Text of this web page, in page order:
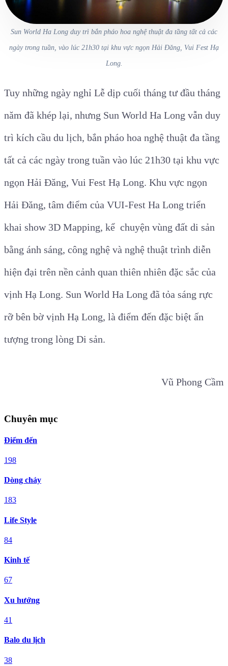
Sun World Ha Long duy trì bắn pháo hoa nghệ thuật đa tầng tất cả các
ngày trong tuần, vào lúc 21h30 tại khu vực ngọn Hải Đăng, Vui Fest Hạ
Long.
Tuy những ngày nghỉ Lễ dịp cuối tháng tư đầu tháng
năm đã khép lại, nhưng Sun World Ha Long vẫn duy
trì kích cầu du lịch, bắn pháo hoa nghệ thuật đa tầng
tất cả các ngày trong tuần vào lúc 21h30 tại khu vực
ngọn Hải Đăng, Vui Fest Hạ Long. Khu vực ngọn
Hải Đăng, tâm điểm của VUI-Fest Ha Long triển
khai show 3D Mapping, kể chuyện vùng đất di sản
bằng ánh sáng, công nghệ và nghệ thuật trình diễn
hiện đại trên nền cảnh quan thiên nhiên đặc sắc của
vịnh Hạ Long. Sun World Ha Long đã tỏa sáng rực
rỡ bên bờ vịnh Hạ Long, là điểm đến đặc biệt ấn
tượng trong lòng Di sản.
Vũ Phong Cầm
Chuyên mục
Điểm đến
198
Dòng chảy
183
Life Style
84
Kinh tế
67
Xu hướng
41
Balo du lịch
38